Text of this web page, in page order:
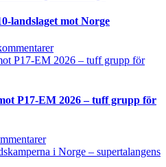
landslaget mot Norge
P17-EM 2026 – tuff grupp för